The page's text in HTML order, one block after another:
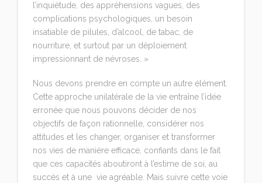
l’inquiétude, des appréhensions vagues, des
complications psychologiques, un besoin
insatiable de pilules, d’alcool, de tabac, de
nourriture, et surtout par un déploiement
impressionnant de névroses. »
Nous devons prendre en compte un autre élément.
Cette approche unilatérale de la vie entraîne l’idée
erronée que nous pouvons décider de nos
objectifs de façon rationnelle, considérer nos
attitudes et les changer, organiser et transformer
nos vies de manière efficace, confiants dans le fait
que ces capacités aboutiront à l’estime de soi, au
succès et à une vie agréable. Mais suivre cette voie